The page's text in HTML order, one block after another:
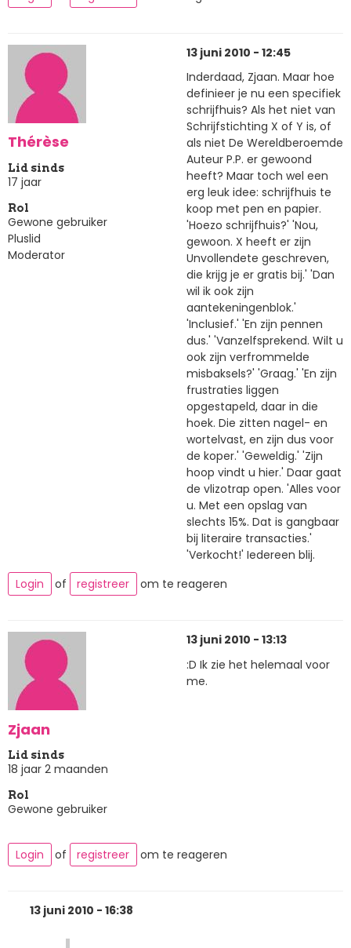
Thérèse
Lid sinds
17 jaar
Rol
Gewone gebruiker
Pluslid
Moderator
13 juni 2010 - 12:45
Inderdaad, Zjaan. Maar hoe
definieer je nu een specifiek
schrijfhuis? Als het niet van
Schrijfstichting X of Y is, of
als niet De Wereldberoemde
Auteur P.P. er gewoond
heeft? Maar toch wel een
erg leuk idee: schrijfhuis te
koop met pen en papier.
'Hoezo schrijfhuis?' 'Nou,
gewoon. X heeft er zijn
Unvollendete geschreven,
die krijg je er gratis bij.' 'Dan
wil ik ook zijn
aantekeningenblok.'
'Inclusief.' 'En zijn pennen
dus.' 'Vanzelfsprekend. Wilt u
ook zijn verfrommelde
misbaksels?' 'Graag.' 'En zijn
frustraties liggen
opgestapeld, daar in die
hoek. Die zitten nagel- en
wortelvast, en zijn dus voor
de koper.' 'Geweldig.' 'Zijn
hoop vindt u hier.' Daar gaat
de vlizotrap open. 'Alles voor
u. Met een opslag van
slechts 15%. Dat is gangbaar
bij literaire transacties.'
'Verkocht!' Iedereen blij.
Login
of registreer om te reageren
Zjaan
Lid sinds
18 jaar 2 maanden
Rol
Gewone gebruiker
13 juni 2010 - 13:13
:D Ik zie het helemaal voor
me.
Login of registreer om te reageren
13 juni 2010 - 16:38